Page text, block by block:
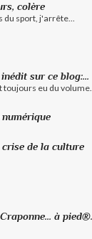
colère
du sport, j'arrête...
sur ce blog:...
toujours eu du
numérique
de la culture
à